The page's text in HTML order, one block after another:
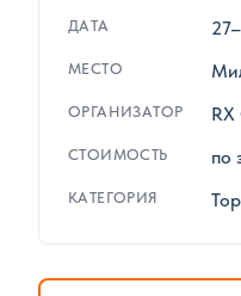
ДАТА
МЕСТО
ОРГАНИЗАТОР
СТОИМОСТЬ по
КАТЕГОРИЯ